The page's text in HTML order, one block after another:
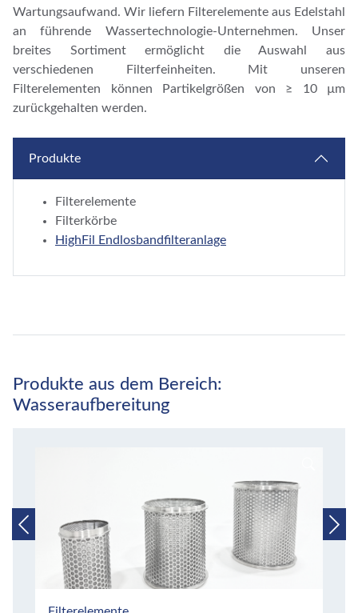
Wartungsaufwand. Wir liefern Filterelemente aus Edelstahl
an führende Wassertechnologie-Unternehmen. Unser
breites Sortiment ermöglicht die Auswahl aus
verschiedenen Filterfeinheiten. Mit unseren
Filterelementen können Partikelgrößen von ≥ 10 µm
zurückgehalten werden.
Produkte
Filterelemente
Filterkörbe
HighFil Endlosbandfilteranlage
Produkte aus dem Bereich:
Wasseraufbereitung